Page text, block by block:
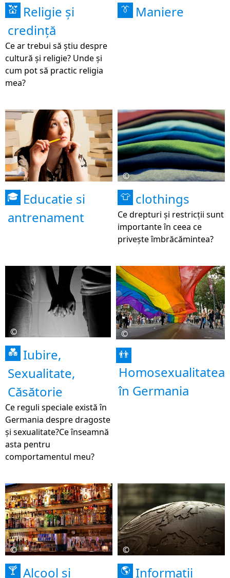
💒
Religie și
credință
Ce ar trebui să știu despre
cultură și religie? Unde și
cum pot să practic religia
mea?
👔 Maniere
🎓 Educatie si
antrenament
©
👕 clothings
Ce drepturi și restricții sunt
importante în ceea ce
privește îmbrăcămintea?
©
💑 Iubire,
Sexualitate,
Căsătorie
Ce reguli speciale există în
Germania despre dragoste
și sexualitate?Ce înseamnă
asta pentru
comportamentul meu?
©
👬
Homosexualitatea
în Germania
©
🍸 Alcool și
©
🌎 Informații